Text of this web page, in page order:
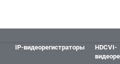
IP-видеорегистраторы
HDCVI-